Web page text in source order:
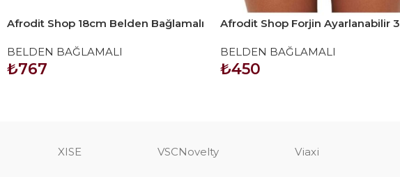
Afrodit Shop 18cm Belden Bağlamalı
BELDEN BAĞLAMALI
₺767
Afrodit Shop Forjin Ayarlanabilir 3
Kırmızı
BELDEN BAĞLAMALI
₺450
XISE VSCNovelty Viaxi